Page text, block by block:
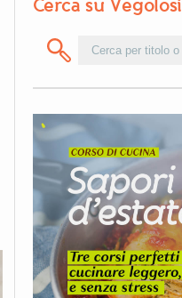
Cerca su Vegolosi